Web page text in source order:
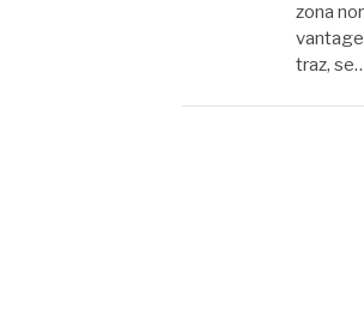
zona
traz,